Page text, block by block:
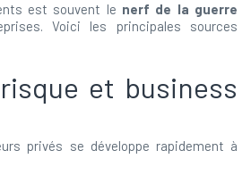
est souvent le nerf de la guerre
Voici les principales sources
et business
privés se développe rapidement à